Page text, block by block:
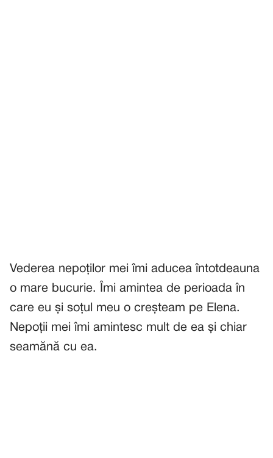
Vederea nepoților mei îmi aducea întotdeauna
o mare bucurie. Îmi amintea de perioada în
care eu și soțul meu o creșteam pe Elena.
Nepoții mei îmi amintesc mult de ea și chiar
seamănă cu ea.